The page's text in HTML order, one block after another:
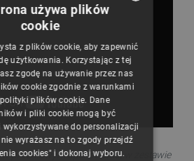
próżniowym opakowaniu, w zestawie
CZECH
ENGLISH
GERMAN
używa plików
cookie
z plików cookie, aby zapewnić
użytkowania. Korzystając z tej
zgodę na używanie przez nas
cookie zgodnie z warunkami
plików cookie. Dane
i pliki cookie mogą być
wykorzystywane do personalizacji
wyrażasz na to zgody przejdź
cookies" i dokonaj wyboru.